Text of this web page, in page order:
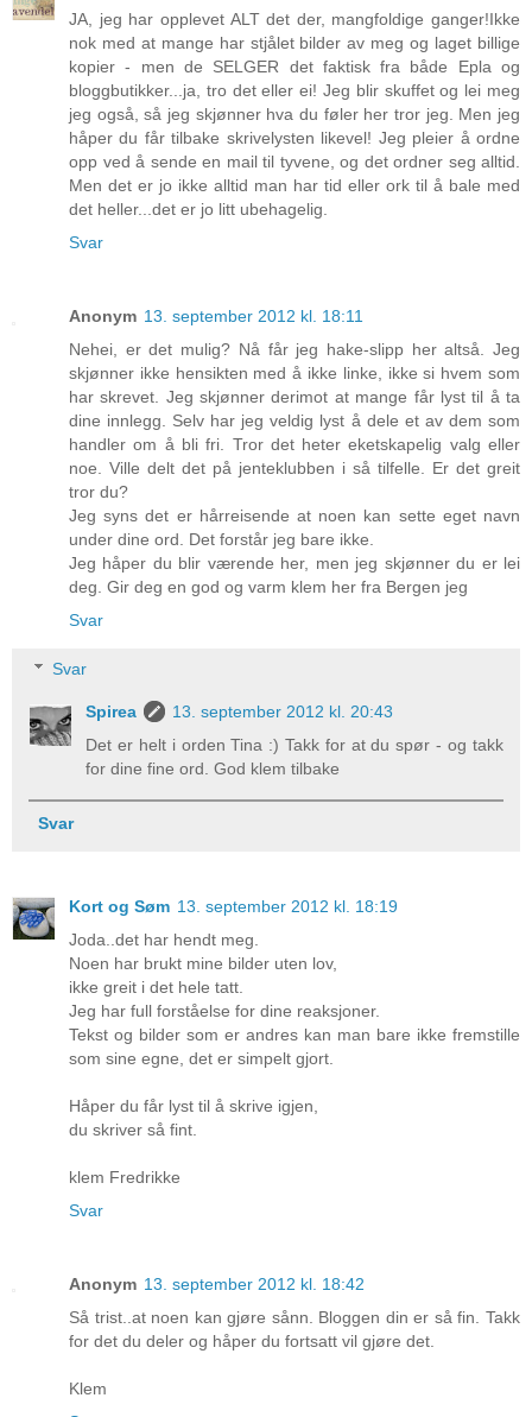
JA, jeg har opplevet ALT det der, mangfoldige ganger!Ikke
nok med at mange har stjålet bilder av meg og laget billige
kopier - men de SELGER det faktisk fra både Epla og
bloggbutikker...ja, tro det eller ei! Jeg blir skuffet og lei meg
jeg også, så jeg skjønner hva du føler her tror jeg. Men jeg
håper du får tilbake skrivelysten likevel! Jeg pleier å ordne
opp ved å sende en mail til tyvene, og det ordner seg alltid.
Men det er jo ikke alltid man har tid eller ork til å bale med
det heller...det er jo litt ubehagelig.
Svar
Anonym 13. september 2012 kl. 18:11
Nehei, er det mulig? Nå får jeg hake-slipp her altså. Jeg
skjønner ikke hensikten med å ikke linke, ikke si hvem som
har skrevet. Jeg skjønner derimot at mange får lyst til å ta
dine innlegg. Selv har jeg veldig lyst å dele et av dem som
handler om å bli fri. Tror det heter eketskapelig valg eller
noe. Ville delt det på jenteklubben i så tilfelle. Er det greit
tror du?
Jeg syns det er hårreisende at noen kan sette eget navn
under dine ord. Det forstår jeg bare ikke.
Jeg håper du blir værende her, men jeg skjønner du er lei
deg. Gir deg en god og varm klem her fra Bergen jeg
Svar
Svar
Spirea
13. september 2012 kl. 20:43
Det er helt i orden Tina :) Takk for at du spør - og takk
for dine fine ord. God klem tilbake
Svar
Kort og Søm 13. september 2012 kl. 18:19
Joda..det har hendt meg.
Noen har brukt mine bilder uten lov,
ikke greit i det hele tatt.
Jeg har full forståelse for dine reaksjoner.
Tekst og bilder som er andres kan man bare ikke fremstille
som sine egne, det er simpelt gjort.
Håper du får lyst til å skrive igjen,
du skriver så fint.
klem Fredrikke
Svar
Anonym 13. september 2012 kl. 18:42
Så trist..at noen kan gjøre sånn. Bloggen din er så fin. Takk
for det du deler og håper du fortsatt vil gjøre det.
Klem